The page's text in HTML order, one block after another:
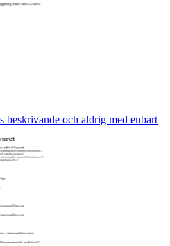
beskrivande och aldrig med enbart